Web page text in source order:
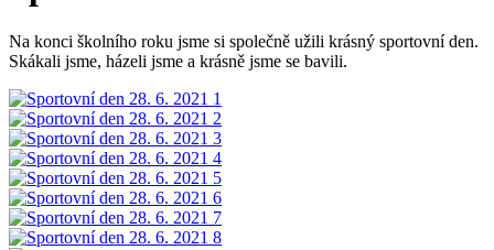
Na konci školního roku jsme si společně užili krásný sportovní den.
Skákali jsme, házeli jsme a krásně jsme se bavili.